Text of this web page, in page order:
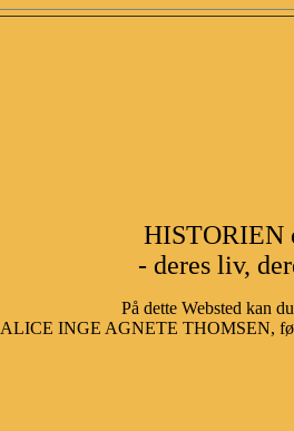
HISTORIEN
- deres liv,
På dette Websted kan
ALICE INGE AGNETE THOMSEN,